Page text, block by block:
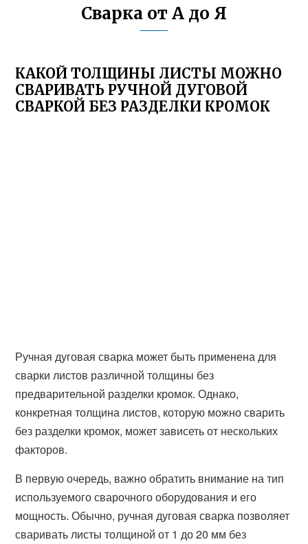
Сварка от А до Я
КАКОЙ ТОЛЩИНЫ ЛИСТЫ МОЖНО
СВАРИВАТЬ РУЧНОЙ ДУГОВОЙ
СВАРКОЙ БЕЗ РАЗДЕЛКИ КРОМОК
Ручная дуговая сварка может быть применена для
сварки листов различной толщины без
предварительной разделки кромок. Однако,
конкретная толщина листов, которую можно сварить
без разделки кромок, может зависеть от нескольких
факторов.
В первую очередь, важно обратить внимание на тип
используемого сварочного оборудования и его
мощность. Обычно, ручная дуговая сварка позволяет
сваривать листы толщиной от 1 до 20 мм без